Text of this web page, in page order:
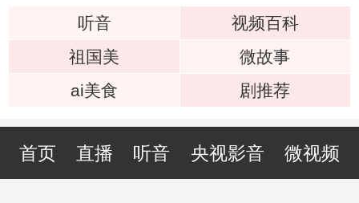
听音
视频百科
祖国美
微故事
ai美食
剧推荐
首页 直播 听音 央视影音 微视频